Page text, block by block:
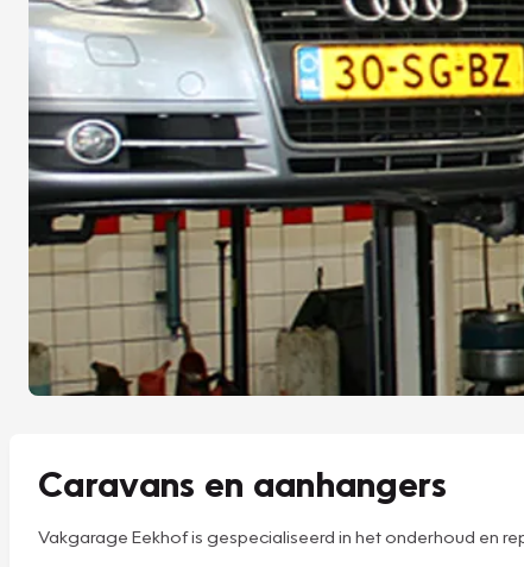
Caravans en aanhangers
Vakgarage Eekhof is gespecialiseerd in het onderhoud en